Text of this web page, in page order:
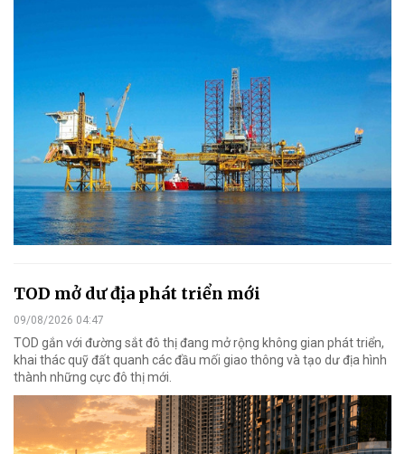
TOD mở dư địa phát triển mới
09/08/2026 04:47
TOD gắn với đường sắt đô thị đang mở rộng không gian phát triển,
khai thác quỹ đất quanh các đầu mối giao thông và tạo dư địa hình
thành những cực đô thị mới.